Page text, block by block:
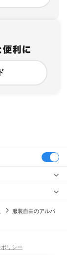
服装自由のアルバ
リシー